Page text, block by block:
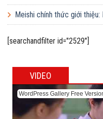
Meishi chính thức giới thiệu:
[searchandfilter id="2529"]
VIDEO
WordPress Gallery Free